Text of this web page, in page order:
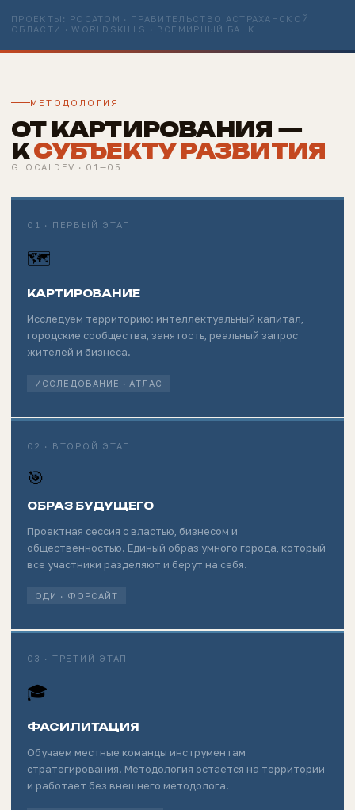
ПРОЕКТЫ: РОСАТОМ · ПРАВИТЕЛЬСТВО АСТРАХАНСКОЙ
ОБЛАСТИ · WORLDSKILLS · ВСЕМИРНЫЙ БАНК
МЕТОДОЛОГИЯ
ОТ КАРТИРОВАНИЯ —
КСУБЪЕКТУ РАЗВИТИЯ
GLOCALDEV · 01—05
01 · ПЕРВЫЙ ЭТАП
🗺
КАРТИРОВАНИЕ
Исследуем территорию: интеллектуальный капитал,
городские сообщества, занятость, реальный запрос
жителей и бизнеса.
ИССЛЕДОВАНИЕ · АТЛАС
02 · ВТОРОЙ ЭТАП
🎯
ОБРАЗ БУДУЩЕГО
Проектная сессия с властью, бизнесом и
общественностью. Единый образ умного города, который
все участники разделяют и берут на себя.
ОДИ · ФОРСАЙТ
03 · ТРЕТИЙ ЭТАП
🎓
ФАСИЛИТАЦИЯ
Обучаем местные команды инструментам
стратегирования. Методология остаётся на территории
и работает без внешнего методолога.